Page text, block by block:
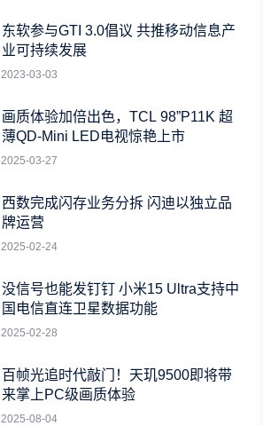
东软参与GTI 3.0倡议 共推移动信息产
业可持续发展
2023-03-03
画质体验加倍出色，TCL 98”P11K 超
薄QD-Mini LED电视惊艳上市
2025-03-27
西数完成闪存业务分拆 闪迪以独立品
牌运营
2025-02-24
没信号也能发钉钉 小米15 Ultra支持中
国电信直连卫星数据功能
2025-02-28
百帧光追时代敲门！天玑9500即将带
来掌上PC级画质体验
2025-08-04